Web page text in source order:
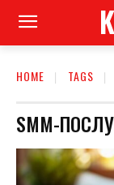
HOME TAGS
SMM-